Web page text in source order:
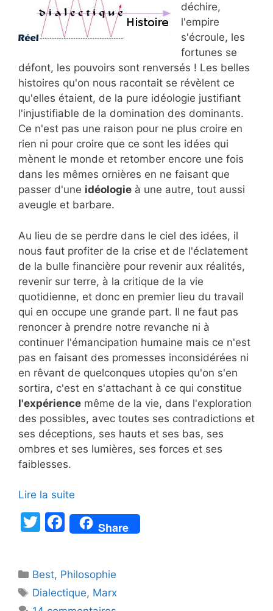
déchire,
l'empire
s'écroule, les
fortunes se
défont, les pouvoirs sont renversés ! Les belles
histoires qu'on nous racontait se révèlent ce
qu'elles étaient, de la pure idéologie justifiant
l'injustifiable de la domination des dominants.
Ce n'est pas une raison pour ne plus croire en
rien ni pour croire que ce sont les idées qui
mènent le monde et retomber encore une fois
dans les mêmes ornières en ne faisant que
passer d'une idéologie à une autre, tout aussi
aveugle et barbare.
Au lieu de se perdre dans le ciel des idées, il
nous faut profiter de la crise et de l'éclatement
de la bulle financière pour revenir aux réalités,
revenir sur terre, à la critique de la vie
quotidienne, et donc en premier lieu du travail
qui en occupe une grande part. Il ne faut pas
renoncer à prendre notre revanche ni à
continuer l'émancipation humaine mais ce n'est
pas en faisant des promesses inconsidérées ni
en rêvant de quelconques utopies qu'on s'en
sortira, c'est en s'attachant à ce qui constitue
l'expérience même de la vie, dans l'exploration
des possibles, avec toutes ses contradictions et
ses déceptions, ses hauts et ses bas, ses
ombres et ses lumières, ses forces et ses
faiblesses.
Lire la suite
T
er
F
a
e
b
Share
Catégories
Best, Philosophie
Étiquettes
Dialectique, Marx